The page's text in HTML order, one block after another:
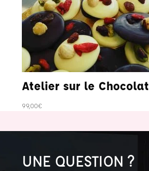
Atelier sur le Chocolat
99,00€
UNE QUESTION ?